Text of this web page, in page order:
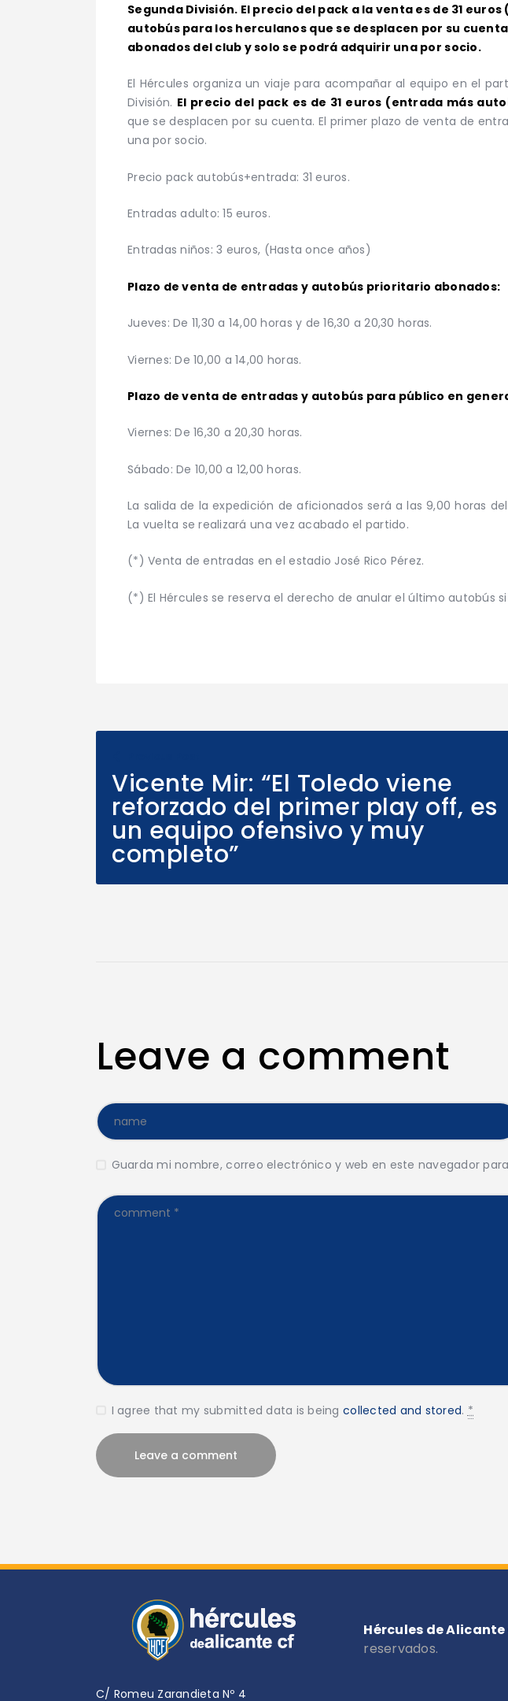
Segunda División. El precio del pack a la venta es de 31
autobús para los herculanos que se desplacen por su
abonados del club y solo se podrá adquirir una por socio.
El Hércules organiza un viaje para acompañar al equipo en el
División. El precio del pack es de 31 euros (entrada más
que se desplacen por su cuenta. El primer plazo de venta de
una por socio.
Precio pack autobús+entrada: 31 euros.
Entradas adulto: 15 euros.
Entradas niños: 3 euros, (Hasta once años)
Plazo de venta de entradas y autobús prioritario abonados:
Jueves: De 11,30 a 14,00 horas y de 16,30 a 20,30 horas.
Viernes: De 10,00 a 14,00 horas.
Plazo de venta de entradas y autobús para público en
Viernes: De 16,30 a 20,30 horas.
Sábado: De 10,00 a 12,00 horas.
La salida de la expedición de aficionados será a las 9,00 horas
La vuelta se realizará una vez acabado el partido.
(*) Venta de entradas en el estadio José Rico Pérez.
(*) El Hércules se reserva el derecho de anular el último autobús
Vicente Mir: “El Toledo viene
reforzado del primer play off, es
un equipo ofensivo y muy
completo”
Leave a comment
Guarda mi nombre, correo electrónico y web en este navegador
I agree that my submitted data is being collected and stored. *
Hércules de Alicante
reservados.
C/ Romeu Zarandieta Nº 4